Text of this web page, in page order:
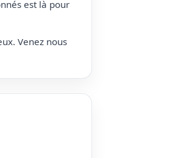
est là pour
Venez nous